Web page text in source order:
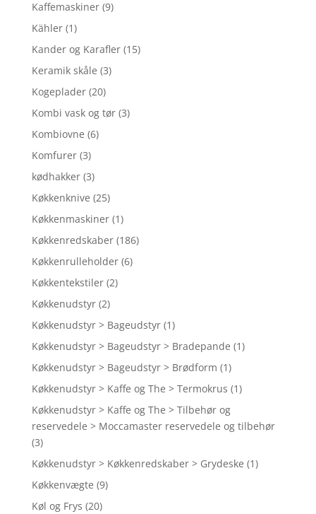
Kaffemaskiner (9)
Kähler (1)
Kander og Karafler (15)
Keramik skåle (3)
Kogeplader (20)
Kombi vask og tør (3)
Kombiovne (6)
Komfurer (3)
kødhakker (3)
Køkkenknive (25)
Køkkenmaskiner (1)
Køkkenredskaber (186)
Køkkenrulleholder (6)
Køkkentekstiler (2)
Køkkenudstyr (2)
Køkkenudstyr > Bageudstyr (1)
Køkkenudstyr > Bageudstyr > Bradepande (1)
Køkkenudstyr > Bageudstyr > Brødform (1)
Køkkenudstyr > Kaffe og The > Termokrus (1)
Køkkenudstyr > Kaffe og The > Tilbehør og
reservedele > Moccamaster reservedele og tilbehør
(3)
Køkkenudstyr > Køkkenredskaber > Grydeske (1)
Køkkenvægte (9)
Køl og Frys (20)